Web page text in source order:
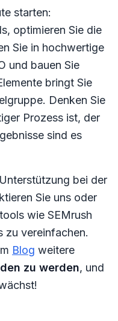
starten:
optimieren Sie die
Sie in hochwertige
und bauen Sie
bringt Sie
Denken Sie
Prozess ist, der
sind es
bei der
Sie uns oder
wie SEMrush
zu vereinfachen.
Blog weitere
zu werden, und